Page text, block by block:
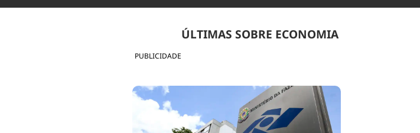
PUBLICIDADE
ÚLTIMAS SOBRE ECONOMIA